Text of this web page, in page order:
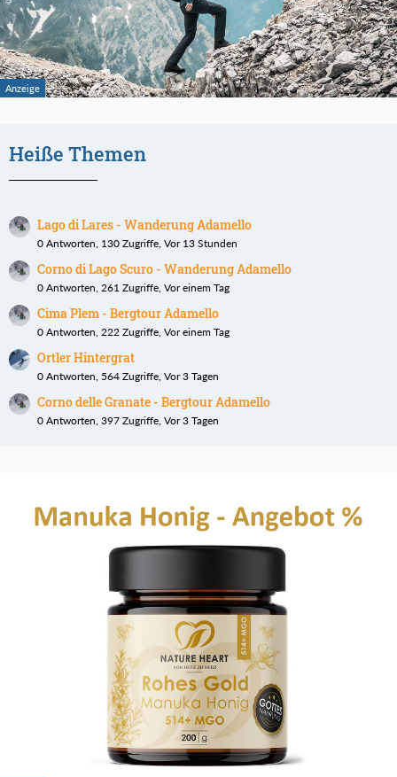
Heiße Themen
Lago di Lares - Wanderung Adamello
0 Antworten, 130 Zugriffe, Vor 13 Stunden
Corno di Lago Scuro - Wanderung Adamello
0 Antworten, 261 Zugriffe, Vor einem Tag
Cima Plem - Bergtour Adamello
0 Antworten, 222 Zugriffe, Vor einem Tag
Ortler Hintergrat
0 Antworten, 564 Zugriffe, Vor 3 Tagen
Corno delle Granate - Bergtour Adamello
0 Antworten, 397 Zugriffe, Vor 3 Tagen